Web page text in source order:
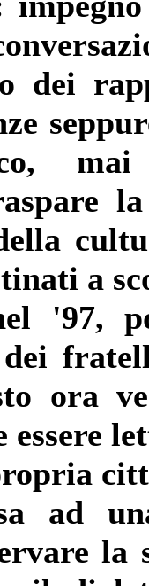
dei
a
'97,
ora
essere
ad
la